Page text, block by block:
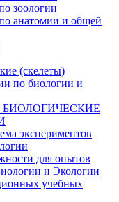
зоологии
анатомии и общей
(скелеты)
по биологии и
экспериментов
для опытов
и Экологии
учебных